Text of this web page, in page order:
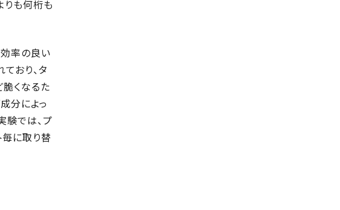
りも何桁も
率の良い
おり、タ
くなるた
分によっ
験では、プ
毎に取り替